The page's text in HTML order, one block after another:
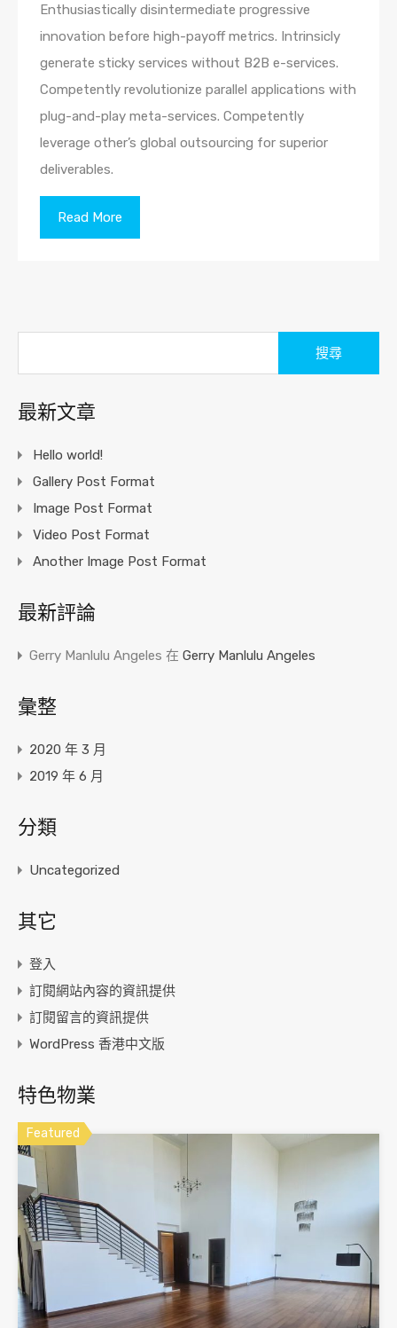
Enthusiastically disintermediate progressive
innovation before high-payoff metrics. Intrinsicly
generate sticky services without B2B e-services.
Competently revolutionize parallel applications with
plug-and-play meta-services. Competently
leverage other’s global outsourcing for superior
deliverables.
Read More
關
最新文章
Hello world!
Gallery Post Format
Image Post Format
Video Post Format
Another Image Post Format
最新評論
Gerry Manlulu Angeles 在 Gerry Manlulu Angeles
彙整
2020 年 3 月
2019 年 6 月
分類
Uncategorized
其它
登入
訂閱網站內容的資訊提供
訂閱留言的資訊提供
WordPress 香港中文版
特色物業
Featured